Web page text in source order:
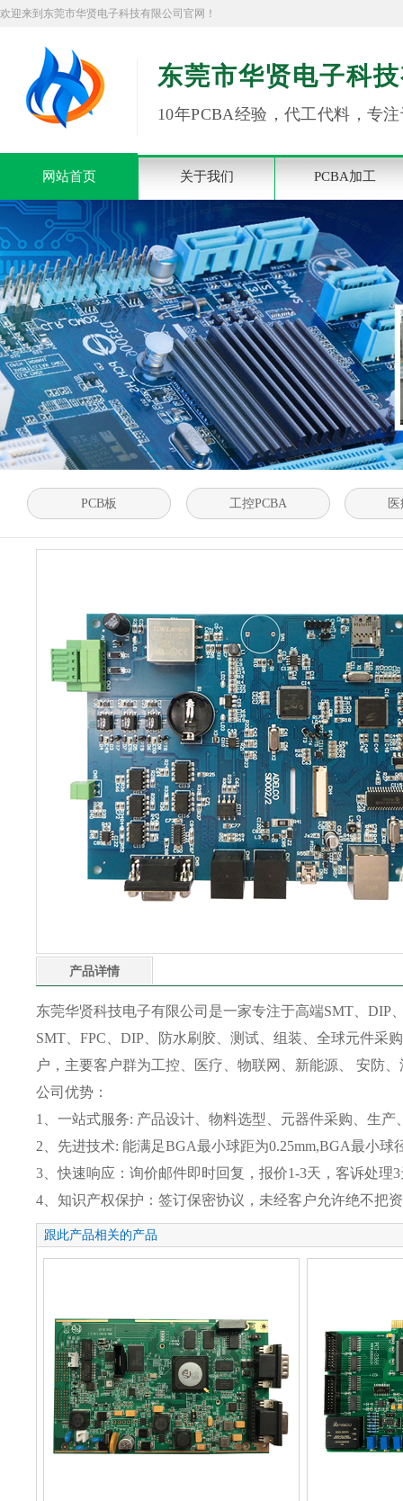
欢迎来到东莞市华贤电子科技有限公司官网！
东莞市华贤电子科
10年PCBA经验，代工代料，专
网站首页 关于我们 PCBA加工
PCB板 工控PCBA
产品详情
东莞华贤科技电子有限公司是一家专注于高端SMT、DIP
SMT、FPC、DIP、防水刷胶、测试、组装、全球元件采
户，主要客户群为工控、医疗、物联网、新能源、 安防、
公司优势：
1、一站式服务: 产品设计、物料选型、元器件采购、生
2、先进技术: 能满足BGA最小球距为0.25mm,BGA最小
3、快速响应：询价邮件即时回复，报价1-3天，客诉处理
4、知识产权保护：签订保密协议，未经客户允许绝不把
跟此产品相关的产品